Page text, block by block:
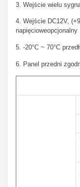
3. Wejście wielu
4. Wejście DC12V,
napięcioweopcjonalny
5. -20°C ~ 70°C
6. Panel przedni